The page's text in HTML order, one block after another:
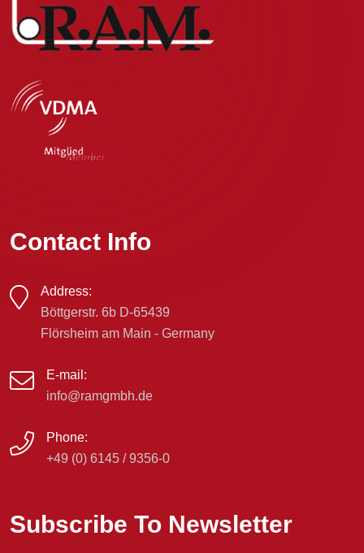
Contact Info
Address:
Böttgerstr. 6b D-65439
Flörsheim am Main - Germany
E-mail:
info@ramgmbh.de
Phone:
+49 (0) 6145 / 9356-0
Subscribe To Newsletter